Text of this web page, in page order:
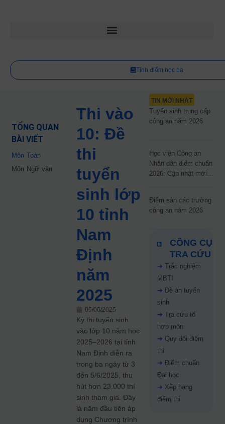
Tính điểm học bạ
TỔNG QUAN
BÀI VIẾT
Môn Toán
Môn Ngữ văn
Thi vào
10: Đề
thi
tuyển
sinh lớp
10 tỉnh
Nam
Định
năm
2025
05/06/2025
Kỳ thi tuyển sinh
vào lớp 10 năm học
2025–2026 tại tỉnh
Nam Định diễn ra
trong ba ngày từ 3
đến 5/6/2025, thu
hút hơn 23.000 thí
sinh tham gia. Đây
là năm đầu tiên áp
dụng Chương trình
TIN MỚI NHẤT
Tuyển sinh trung cấp
công an năm 2026
Học viện Công an
Nhân dân điểm chuẩn
2026: Cập nhật mới
Điểm sàn các trường
công an năm 2026
CÔNG CỤ
TRA CỨU
➜ Trắc nghiệm
MBTI
➜ Đề án tuyển
sinh
➜ Tra cứu tổ
hợp môn
➜ Quy đổi điểm
thi
➜ Điểm chuẩn
Đại học
➜ Xếp hạng
điểm thi